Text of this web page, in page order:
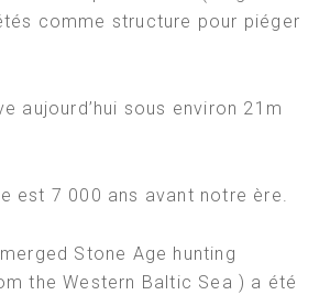
comme structure pour piéger
aujourd’hui sous environ 21m
est 7 000 ans avant notre ère.
Stone Age hunting
the Western Baltic Sea ) a été